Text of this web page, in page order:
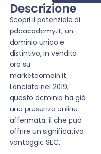
Descrizione
Scopri il potenziale di
pdcacademy.it, un
dominio unico e
distintivo, in vendita
ora su
marketdomain.it.
Lanciato nel 2019,
questo dominio ha già
una presenza online
affermata, il che può
offrire un significativo
vantaggio SEO.